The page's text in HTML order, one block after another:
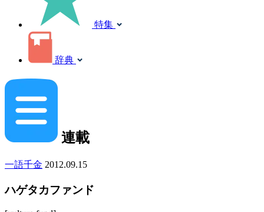
特集
辞典
連載
一語千金 2012.09.15
ハゲタカファンド